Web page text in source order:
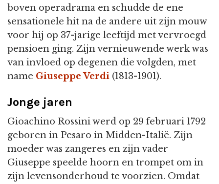
boven operadrama en schudde de ene
sensationele hit na de andere uit zijn mouw
voor hij op 37-jarige leeftijd met vervroegd
pensioen ging. Zijn vernieuwende werk was
van invloed op degenen die volgden, met
name Giuseppe Verdi (1813-1901).
Jonge jaren
Gioachino Rossini werd op 29 februari 1792
geboren in Pesaro in Midden-Italië. Zijn
moeder was zangeres en zijn vader
Giuseppe speelde hoorn en trompet om in
zijn levensonderhoud te voorzien. Omdat